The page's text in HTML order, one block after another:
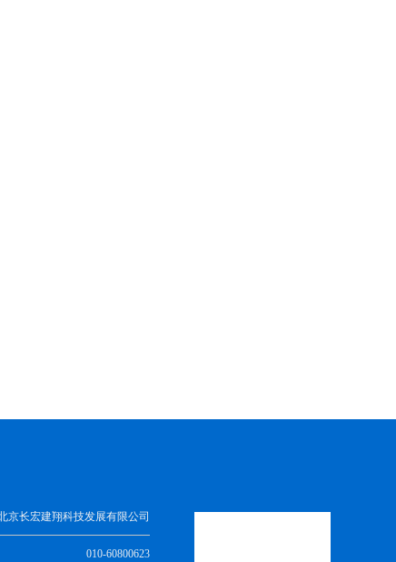
京长宏建翔科技发展有限公司
010-60800623